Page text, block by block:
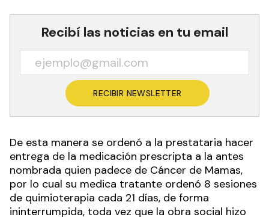
Recibí las noticias en tu email
RECIBIR NEWSLETTER
De esta manera se ordenó a la prestataria hacer
entrega de la medicación prescripta a la antes
nombrada quien padece de Cáncer de Mamas,
por lo cual su medica tratante ordenó 8 sesiones
de quimioterapia cada 21 días, de forma
ininterrumpida, toda vez que la obra social hizo